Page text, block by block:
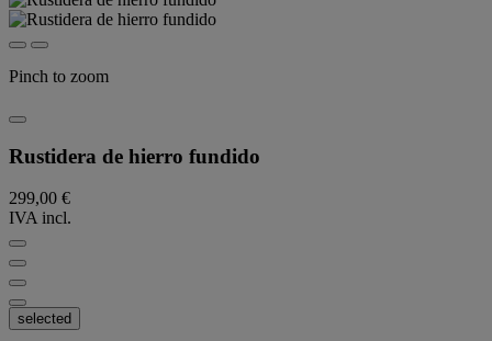
Pinch to zoom
Rustidera de hierro fundido
299,00 €
IVA incl.
selected